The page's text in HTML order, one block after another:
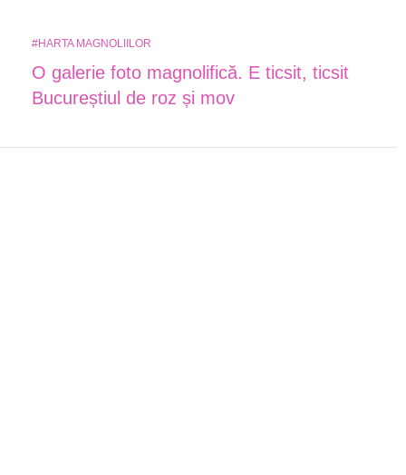
#HARTA MAGNOLIILOR
O galerie foto magnolifică. E ticsit, ticsit
Bucureștiul de roz și mov